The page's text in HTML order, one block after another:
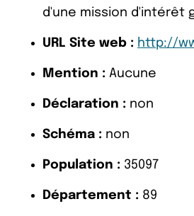
d'une mission d'intérêt
URL Site web : http://
Mention : Aucune
Déclaration : non
Schéma : non
Population : 35097
Département : 89